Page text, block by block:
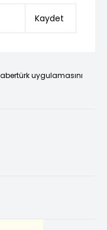
Kaydet
uygulamasını